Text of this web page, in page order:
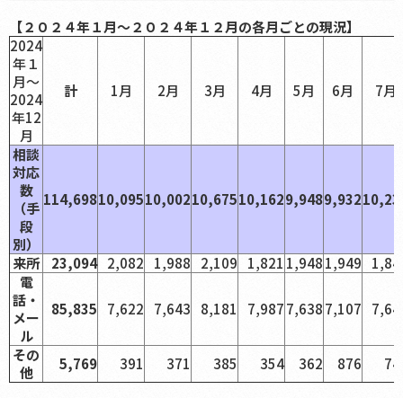
【２０２４年１月～２０２４年１２月の各月ごとの現況】
2024
年１
月～
2024
年12
月
計 1月 2月 3月 4月 5月 6月 7月
相談
対応
数
（手
段
別）
114,69810,09510,00210,67510,1629,9489,932
来所 23,094 2,082 1,988 2,109 1,821 1,9481,949
電
話・
メー
ル
85,835 7,622 7,643 8,181 7,9877,6387,107
その
他
5,769 391 371 385 354 362 876